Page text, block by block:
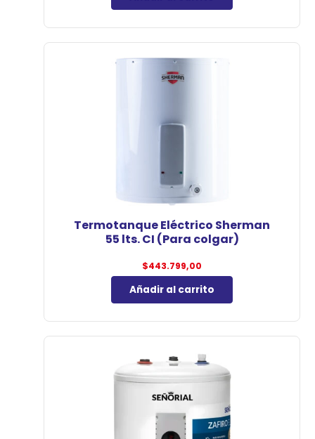
Termotanque Eléctrico Sherman
55 lts. CI (Para colgar)
$443.799,00
Añadir al carrito